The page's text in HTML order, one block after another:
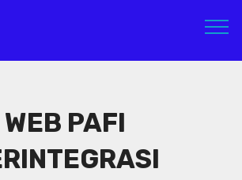
WEB PAFI